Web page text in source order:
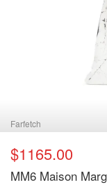
Farfetch
$1165.00
MM6 Maison